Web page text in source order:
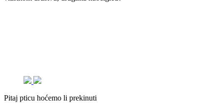
Pitaj pticu hoćemo li prekinuti